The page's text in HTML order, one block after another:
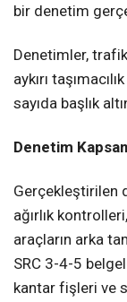
bir denetim
Denetimler,
aykırı
sayıda başlık
Denetim
Gerçekleştirilen
ağırlık
araçların arka
SRC 3-4-5
kantar fişleri ve